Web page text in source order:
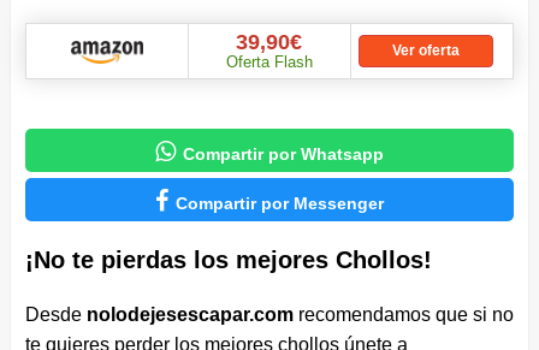
39,90€
Oferta Flash
Ver oferta
 Compartir por Whatsapp
 Compartir por Messenger
¡No te pierdas los mejores Chollos!
Desde nolodejesescapar.comrecomendamos que si no
te quieres perder los mejores chollos únete a